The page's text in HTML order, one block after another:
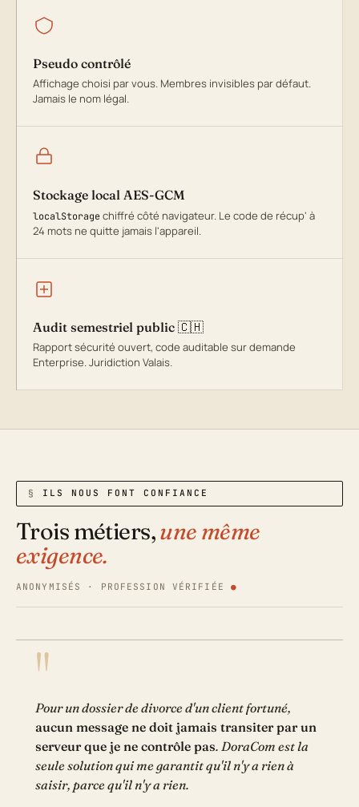
Pseudo contrôlé
Affichage choisi par vous. Membres invisibles par défaut.
Jamais le nom légal.
Stockage local AES-GCM
localStorage chiffré côté navigateur. Le code de récup' à
24 mots ne quitte jamais l'appareil.
Audit semestriel public 🇨🇭
Rapport sécurité ouvert, code auditable sur demande
Enterprise. Juridiction Valais.
ILS NOUS FONT CONFIANCE
Trois métiers,une même
exigence.
ANONYMISÉS · PROFESSION VÉRIFIÉE
Pour un dossier de divorce d'un client fortuné,
aucun message ne doit jamais transiter par un
serveur que je ne contrôle pas. DoraCom est la
seule solution qui me garantit qu'il n'y a rien à
saisir, parce qu'il n'y a rien.